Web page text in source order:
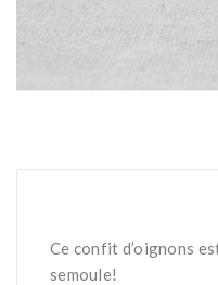
Ce confit d’oignons
semoule!